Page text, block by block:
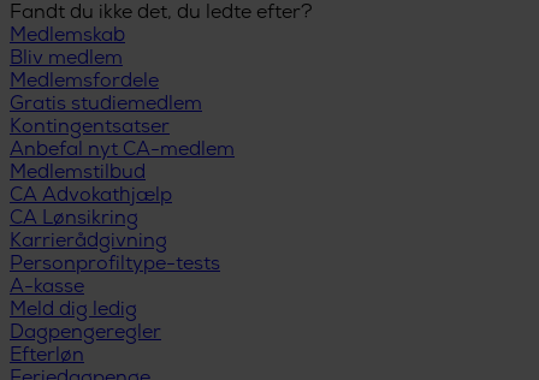
Fandt du ikke det, du ledte efter?
Medlemskab
Bliv medlem
Medlemsfordele
Gratis studiemedlem
Kontingentsatser
Anbefal nyt CA-medlem
Medlemstilbud
CA Advokathjælp
CA Lønsikring
Karrierådgivning
Personprofiltype-tests
A-kasse
Meld dig ledig
Dagpengeregler
Efterløn